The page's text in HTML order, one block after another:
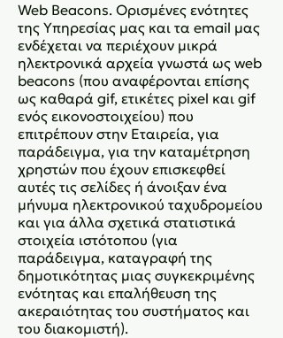
Web Beacons. Ορισμένες ενότητες
της Υπηρεσίας μας και τα email μας
ενδέχεται να περιέχουν μικρά
ηλεκτρονικά αρχεία γνωστά ως web
beacons (που αναφέρονται επίσης
ως καθαρά gif, ετικέτες pixel και gif
ενός εικονοστοιχείου) που
επιτρέπουν στην Εταιρεία, για
παράδειγμα, για την καταμέτρηση
χρηστών που έχουν επισκεφθεί
αυτές τις σελίδες ή άνοιξαν ένα
μήνυμα ηλεκτρονικού ταχυδρομείου
και για άλλα σχετικά στατιστικά
στοιχεία ιστότοπου (για
παράδειγμα, καταγραφή της
δημοτικότητας μιας συγκεκριμένης
ενότητας και επαλήθευση της
ακεραιότητας του συστήματος και
του διακομιστή).